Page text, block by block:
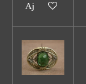
Ajouter au